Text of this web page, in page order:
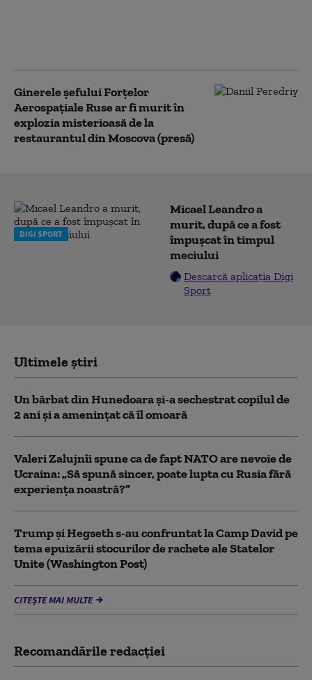
Ginerele șefului Forțelor
Aerospațiale Ruse ar fi murit în
explozia misterioasă de la
restaurantul din Moscova (presă)
DIGI SPORT
Micael Leandro a
murit, după ce a fost
împușcat în timpul
meciului
Descarcă aplicația Digi
Sport
Ultimele știri
Un bărbat din Hunedoara și-a sechestrat copilul de
2 ani și a amenințat că îl omoară
Valeri Zalujnîi spune ca de fapt NATO are nevoie de
Ucraina: „Să spună sincer, poate lupta cu Rusia fără
experiența noastră?”
Trump şi Hegseth s-au confruntat la Camp David pe
tema epuizării stocurilor de rachete ale Statelor
Unite (Washington Post)
CITEȘTE MAI MULTE
Recomandările redacţiei